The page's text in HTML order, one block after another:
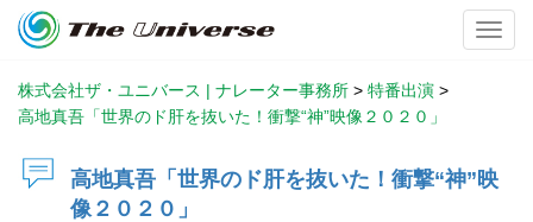
株式会社ザ・ユニバース | ナレーター事務所 > 特番出演 >
高地真吾「世界のド肝を抜いた！衝撃“神”映像２０２０」
高地真吾「世界のド肝を抜いた！衝撃“神”映
像２０２０」